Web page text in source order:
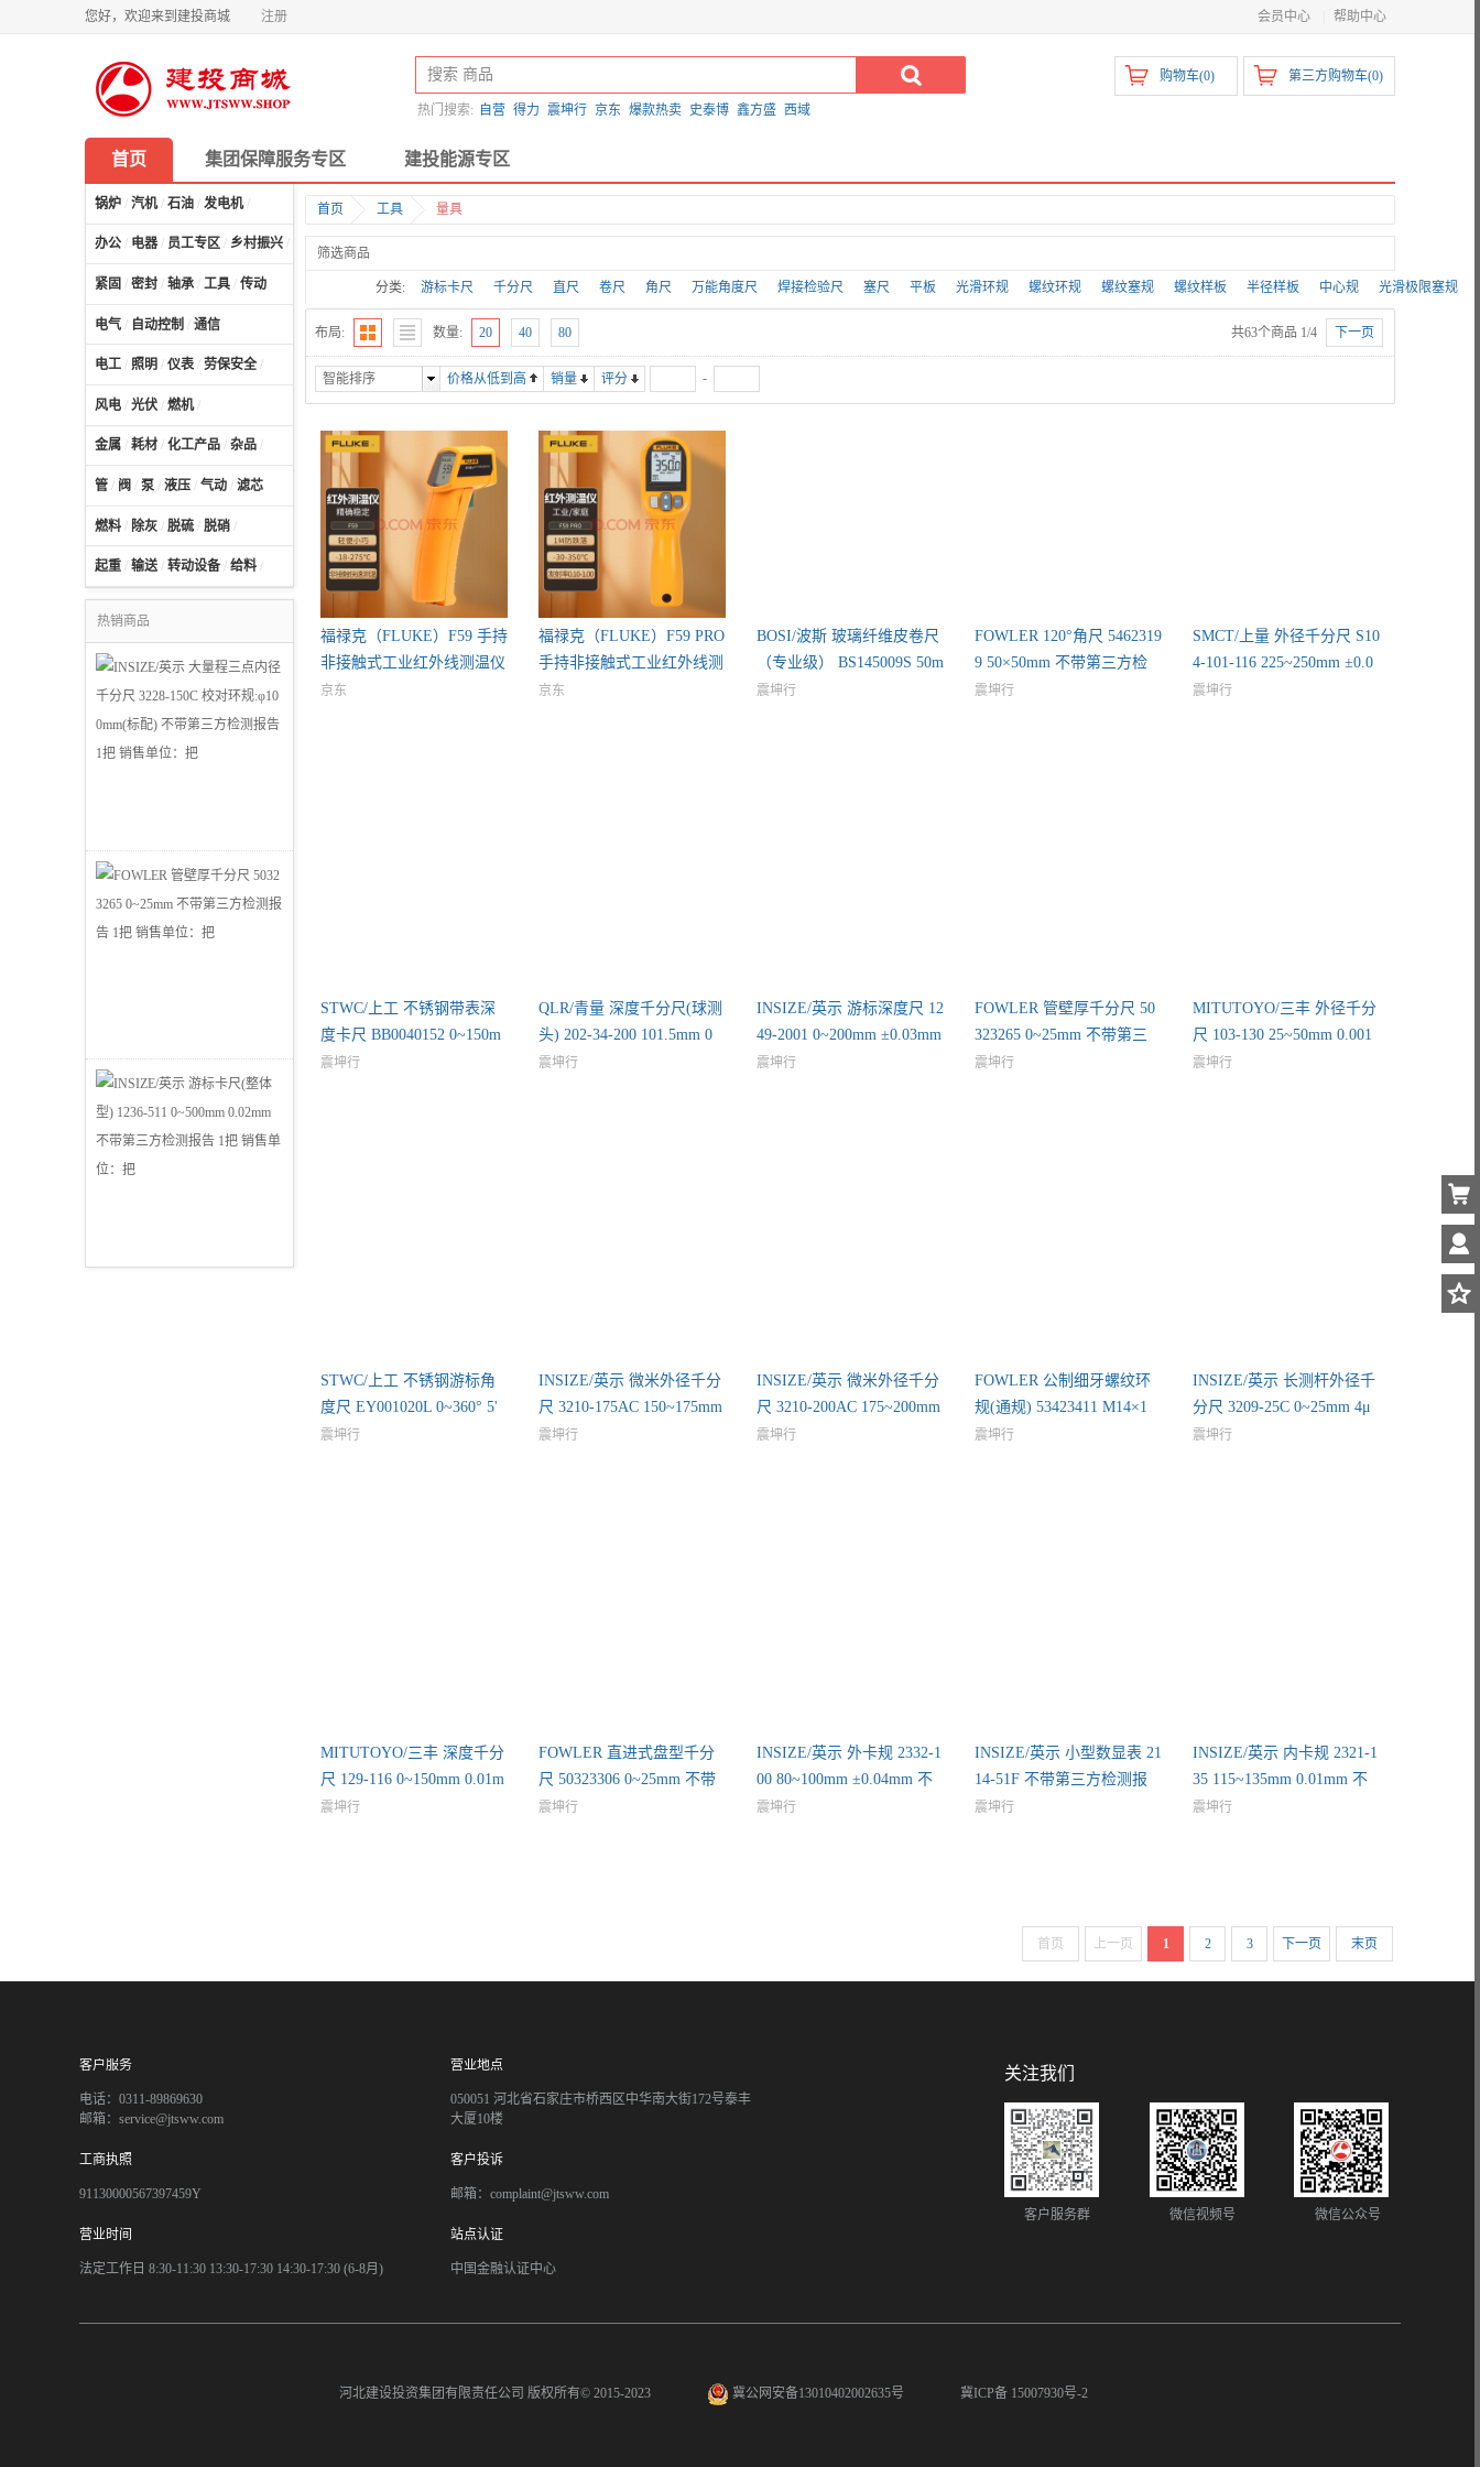
您好，欢迎来到建投商城 注册 会员中心 帮助中心
热门搜索: 自营 得力 震坤行 京东 爆款热卖 史泰博 鑫方盛 西域
第三方购物车(0)
购物车(0)
首页 集团保障服务专区 建投能源专区
锅炉 / 汽机/ 石油 / 发电机/
办公 / 电器 / 员工专区 / 乡村振兴 / 计算机及配件
紧固 / 密封 / 轴承 / 工具 / 传动
电气 / 自动控制 / 通信
电工 / 照明 / 仪表 / 劳保安全 /
风电 / 光伏 / 燃机/
金属 / 耗材 / 化工产品 / 杂品 /
管 / 阀 / 泵 / 液压 / 气动 / 滤芯
燃料 / 除灰 / 脱硫 / 脱硝 /
起重 / 输送/ 转动设备 / 给料 /
热销商品
首页 工具 量具
筛选商品
分类: 游标卡尺 千分尺 直尺 卷尺 角尺 万能角度尺 焊接检验尺 塞尺 平板 光滑环规 螺纹环规 螺纹塞规 螺纹样板 半径样板 中心规 光滑极限塞规
角度块规 齿轮切线规
布局: 数量: 20 40 80 共63个商品 1/4 下一页
智能排序 价格从低到高 销量 评分 -
福禄克（FLUKE）F59 手持
非接触式工业红外线测温仪
京东
福禄克（FLUKE）F59 PRO
手持非接触式工业红外线测
京东
BOSI/波斯 玻璃纤维皮卷尺
（专业级） BS145009S 50m
震坤行
FOWLER 120°角尺 5462319
9 50×50mm 不带第三方检
测
震坤行
SMCT/上量 外径千分尺 S10
4-101-116 225~250mm ±0.0
震坤行
STWC/上工 不锈钢带表深
度卡尺 BB0040152 0~150m
m 0
震坤行
QLR/青量 深度千分尺(球测
头) 202-34-200 101.5mm 0
震坤行
INSIZE/英示 游标深度尺 12
49-2001 0~200mm ±0.03mm
震坤行
FOWLER 管壁厚千分尺 50
323265 0~25mm 不带第三
方检
震坤行
MITUTOYO/三丰 外径千分
尺 103-130 25~50mm 0.001
mm
震坤行
STWC/上工 不锈钢游标角
度尺 EY001020L 0~360° 5'
震坤行
INSIZE/英示 微米外径千分
尺 3210-175AC 150~175mm
震坤行
INSIZE/英示 微米外径千分
尺 3210-200AC 175~200mm
震坤行
FOWLER 公制细牙螺纹环
规(通规) 53423411 M14×1
通
震坤行
INSIZE/英示 长测杆外径千
分尺 3209-25C 0~25mm 4μ
m
震坤行
MITUTOYO/三丰 深度千分
尺 129-116 0~150mm 0.01m
m
震坤行
FOWLER 直进式盘型千分
尺 50323306 0~25mm 不带
第三
震坤行
INSIZE/英示 外卡规 2332-1
00 80~100mm ±0.04mm 不
震坤行
INSIZE/英示 小型数显表 21
14-51F 不带第三方检测报
震坤行
INSIZE/英示 内卡规 2321-1
35 115~135mm 0.01mm 不
震坤行
首页 上一页 1 2 3 下一页 末页
客户服务
电话：0311-89869630
邮箱：service@jtsww.com
营业地点
050051 河北省石家庄市桥西区中华南大街172号泰丰
大厦10楼
工商执照
91130000567397459Y
客户投诉
邮箱：complaint@jtsww.com
营业时间
法定工作日 8:30-11:30 13:30-17:30 14:30-17:30 (6-8月)
站点认证
中国金融认证中心
关注我们
客户服务群 微信视频号 微信公众号
河北建设投资集团有限责任公司 版权所有© 2015-2023 冀公网安备13010402002635号 冀ICP备 15007930号-2